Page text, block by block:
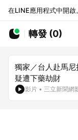
在LINE應用程式中開啟。
轉發 (0)
獨家／台人赴馬
疑遭下藥劫財
影片 • 三立新聞網